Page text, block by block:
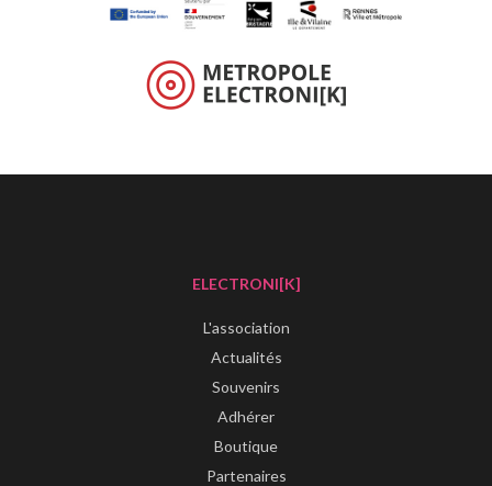
ELECTRONI[K]
L'association
Actualités
Souvenirs
Adhérer
Boutique
Partenaires